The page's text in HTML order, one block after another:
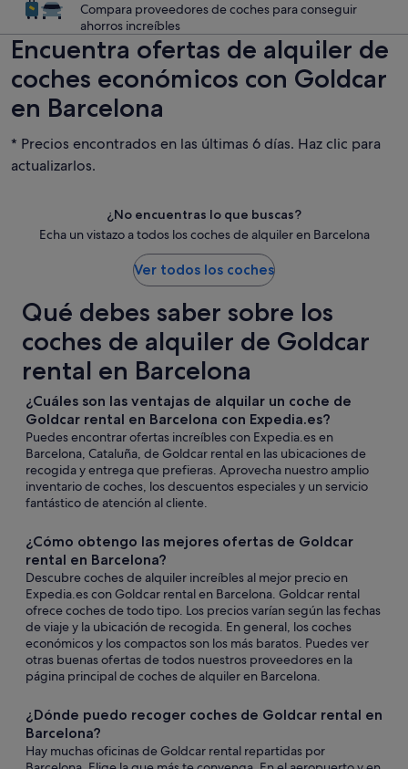
Compara proveedores de coches para conseguir
ahorros increíbles
Encuentra ofertas de alquiler de
coches económicos con Goldcar
en Barcelona
* Precios encontrados en las últimas 6 días. Haz clic para
actualizarlos.
¿No encuentras lo que buscas?
Echa un vistazo a todos los coches de alquiler en Barcelona
Ver todos los coches
Qué debes saber sobre los
coches de alquiler de Goldcar
rental en Barcelona
¿Cuáles son las ventajas de alquilar un coche de
Goldcar rental en Barcelona con Expedia.es?
Puedes encontrar ofertas increíbles con Expedia.es en
Barcelona, Cataluña, de Goldcar rental en las ubicaciones de
recogida y entrega que prefieras. Aprovecha nuestro amplio
inventario de coches, los descuentos especiales y un servicio
fantástico de atención al cliente.
¿Cómo obtengo las mejores ofertas de Goldcar
rental en Barcelona?
Descubre coches de alquiler increíbles al mejor precio en
Expedia.es con Goldcar rental en Barcelona. Goldcar rental
ofrece coches de todo tipo. Los precios varían según las fechas
de viaje y la ubicación de recogida. En general, los coches
económicos y los compactos son los más baratos. Puedes ver
otras buenas ofertas de todos nuestros proveedores en la
página principal de coches de alquiler en Barcelona.
¿Dónde puedo recoger coches de Goldcar rental en
Barcelona?
Hay muchas oficinas de Goldcar rental repartidas por